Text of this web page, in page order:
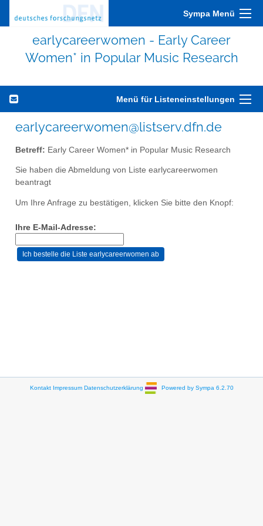
Sympa Menü
earlycareerwomen - Early Career
Women* in Popular Music Research
Menü für Listeneinstellungen
earlycareerwomen@listserv.dfn.de
Betreff: Early Career Women* in Popular Music Research
Sie haben die Abmeldung von Liste earlycareerwomen
beantragt
Um Ihre Anfrage zu bestätigen, klicken Sie bitte den Knopf:
Ihre E-Mail-Adresse:
Kontakt Impressum Datenschutzerklärung Powered by Sympa 6.2.70